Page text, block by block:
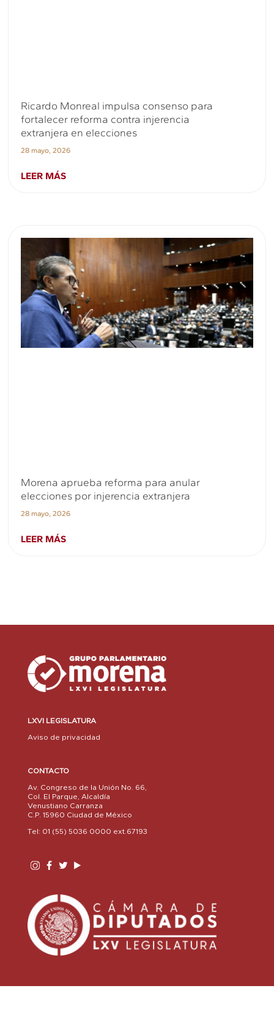
Ricardo Monreal impulsa consenso para
fortalecer reforma contra injerencia
extranjera en elecciones
28 mayo, 2026
LEER MÁS
Morena aprueba reforma para anular
elecciones por injerencia extranjera
28 mayo, 2026
LEER MÁS
LXVI LEGISLATURA
Aviso de privacidad
CONTACTO
Av. Congreso de la Unión No. 66,
Col. El Parque, Alcaldía
Venustiano Carranza
C.P. 15960 Ciudad de México
Tel: 01 (55) 5036 0000 ext.67193